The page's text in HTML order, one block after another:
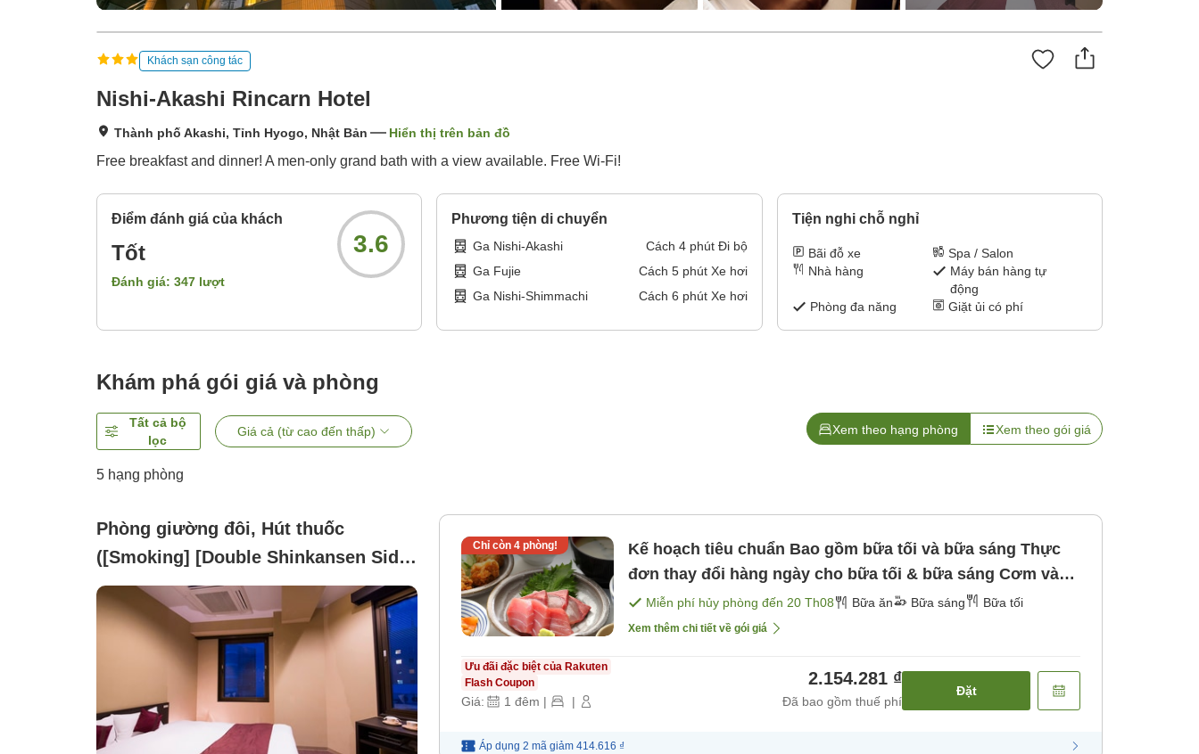
Khách sạn công tác
Nishi-Akashi Rincarn Hotel
Thành phố Akashi, Tỉnh Hyogo, Nhật Bản Hiển thị trên bản đồ
Free breakfast and dinner! A men-only grand bath with a view available. Free Wi-Fi!
Điểm đánh giá của khách
Tốt
Đánh giá: 347 lượt
3.6
Phương tiện di chuyển
Ga Nishi-Akashi Cách 4phút Đi bộ
Ga Fujie
Cách 5phút Xe hơi
Ga Nishi-Shimmachi
Cách 6 phút Xe hơi
Tiện nghi chỗ nghỉ
Bãi đỗ xe
Spa / Salon
Nhà hàng
Máy bán hàng tự
động
Phòng đa năng
Giặt ủi có phí
Khám phá gói giá và phòng
Tất cả bộ
lọc
Giá cả (từ cao đến thấp) Xem theo hạng phòng Xem theo gói giá
5 hạng phòng
Phòng giường đôi, Hút thuốc
([Smoking] [Double Shinkansen Side]
(160cm / 22m²))
Chỉ còn 4phòng!
Kế hoạch tiêu chuẩn Bao gồm bữa tối và bữa sáng Thực
đơn thay đổi hàng ngày cho bữa tối & bữa sáng Cơm và
súp miso dùng không giới hạn [Bữa sáng] [Bữa tối]
Miễn phí hủy phòng đến 20 Th08 Bữa ăn Bữa sáng Bữa tối
Xem thêm chi tiết về gói giá
Ưu đãi đặc biệt của Rakuten
Flash Coupon
Giá: 1 đêm | |
2.154.281 ₫
Đã bao gồm thuế phí
Đặt
Áp dụng 2 mã giảm 414.616 ₫